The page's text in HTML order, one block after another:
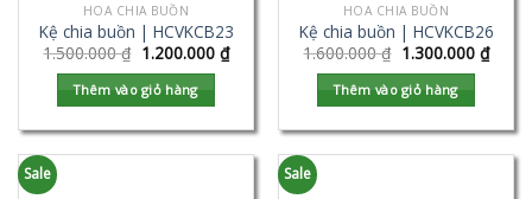
HOA CHIA BUỒN
Kệ chia buồn | HCVKCB23
1.500.000₫ 1.200.000 ₫
Thêm vào giỏ hàng
HOA CHIA BUỒN
Kệ chia buồn | HCVKCB26
1.600.000₫ 1.300.000 ₫
Thêm vào giỏ hàng
Sale Sale